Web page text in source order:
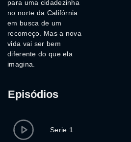
para uma cidadezinha
no norte da Califórnia
em busca de um
recomeço. Mas a nova
vida vai ser bem
diferente do que ela
imagina.
Episódios
Serie 1